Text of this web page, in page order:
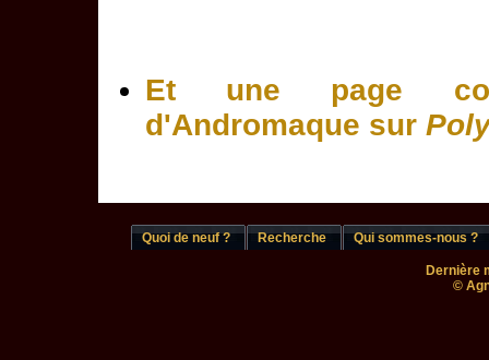
Et une page
d'Andromaque sur
Quoi de neuf ? Recherche Qui sommes-nous ?
Dernière
©